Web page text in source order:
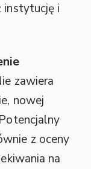
instytucję i
zawiera
nowej
z oceny
na